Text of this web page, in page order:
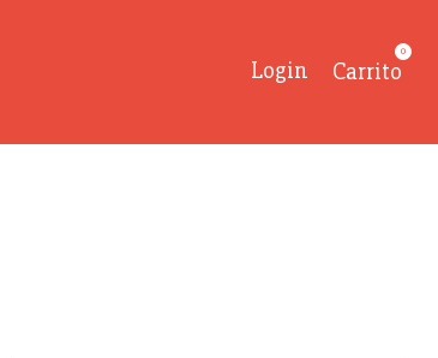
Login Carrito
0